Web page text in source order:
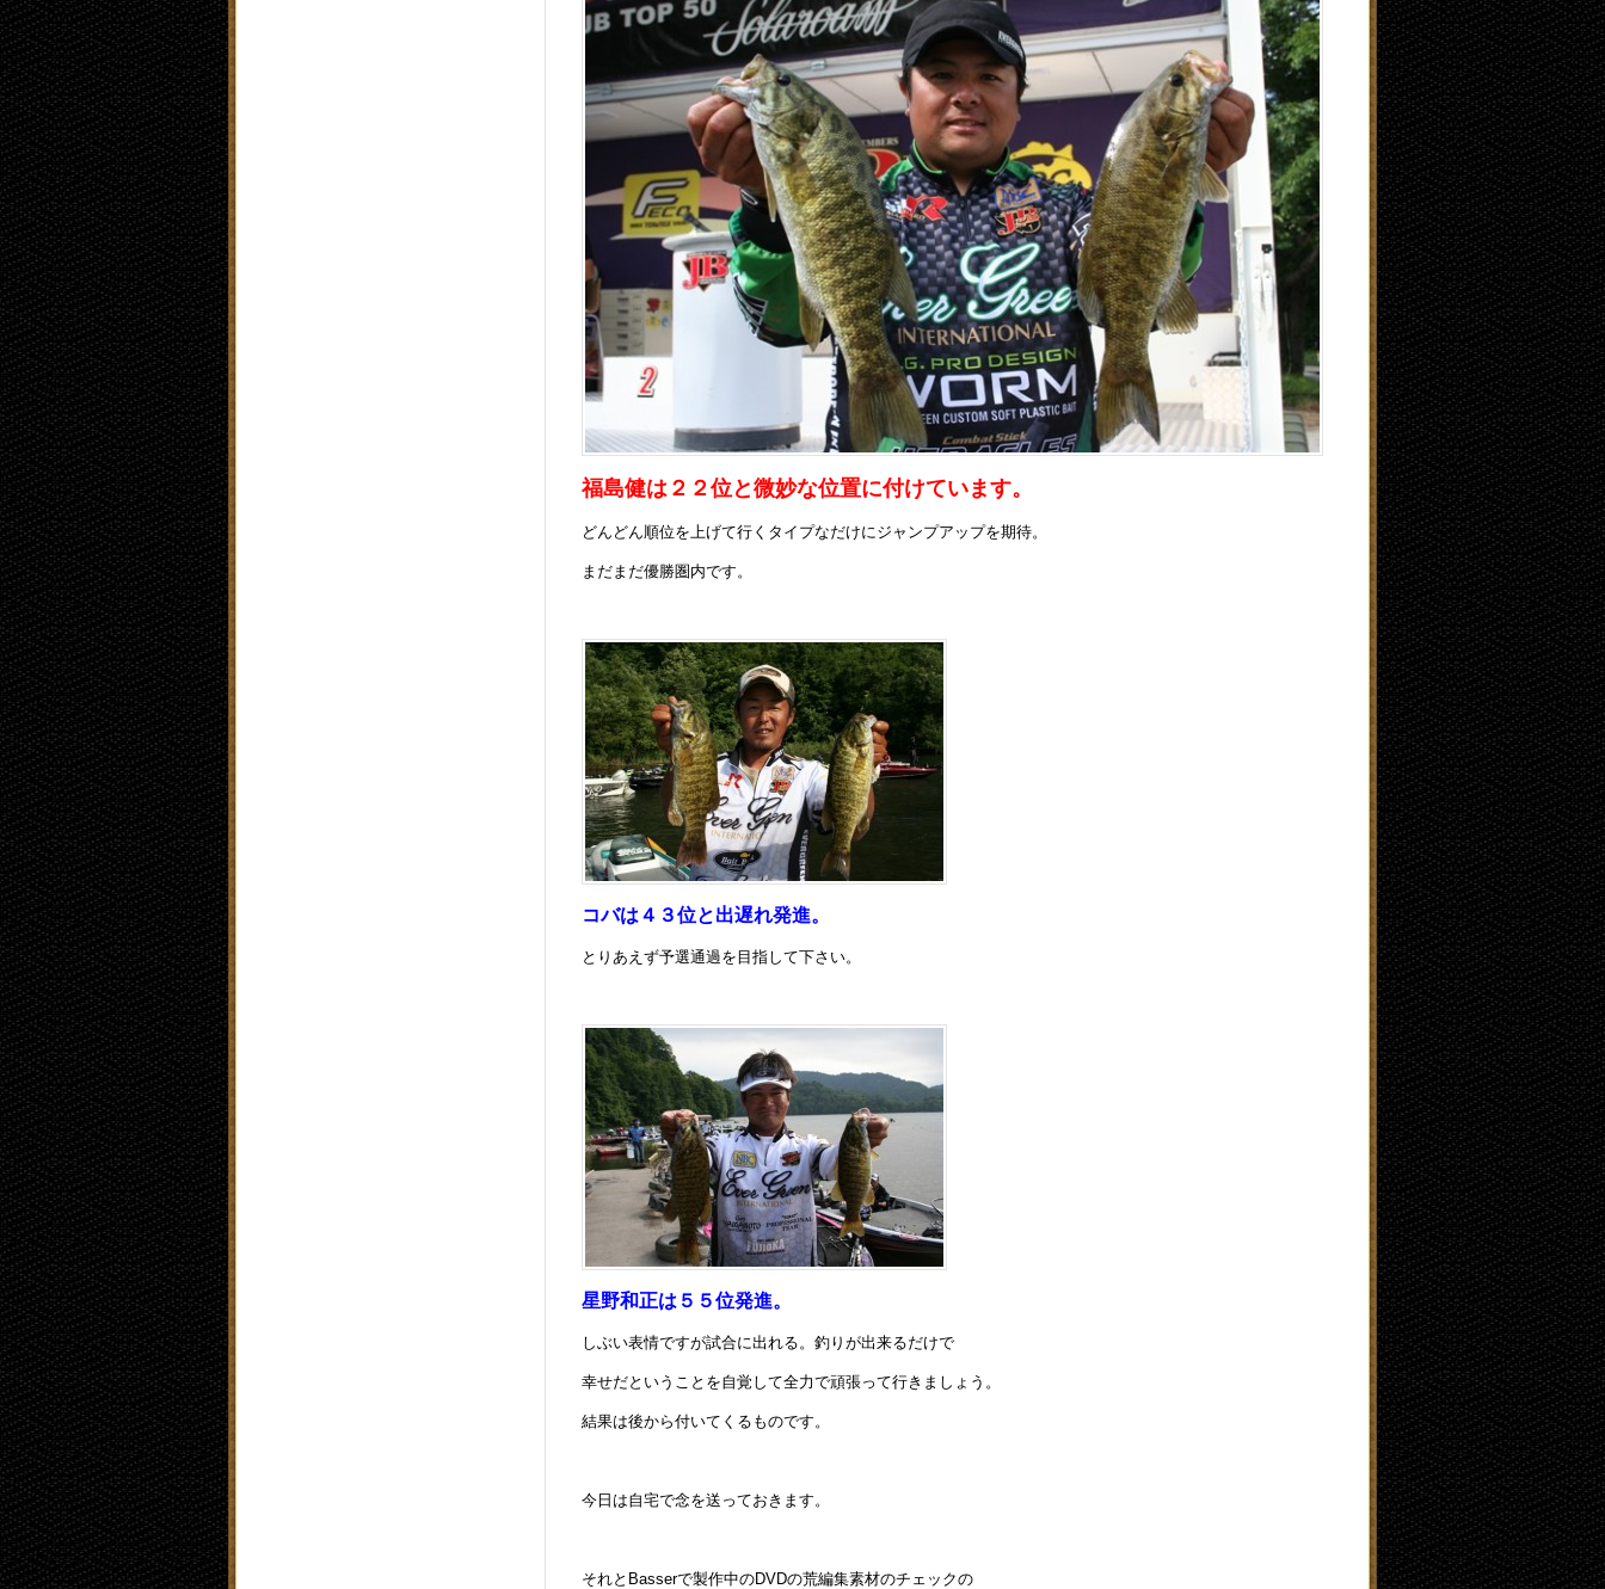
福島健は２２位と微妙な位置に付けています。
どんどん順位を上げて行くタイプなだけにジャンプアップを期待。
まだまだ優勝圏内です。
コバは４３位と出遅れ発進。
とりあえず予選通過を目指して下さい。
星野和正は５５位発進。
しぶい表情ですが試合に出れる。釣りが出来るだけで
幸せだということを自覚して全力で頑張って行きましょう。
結果は後から付いてくるものです。
今日は自宅で念を送っておきます。
それとBasserで製作中のDVDの荒編集素材のチェックの